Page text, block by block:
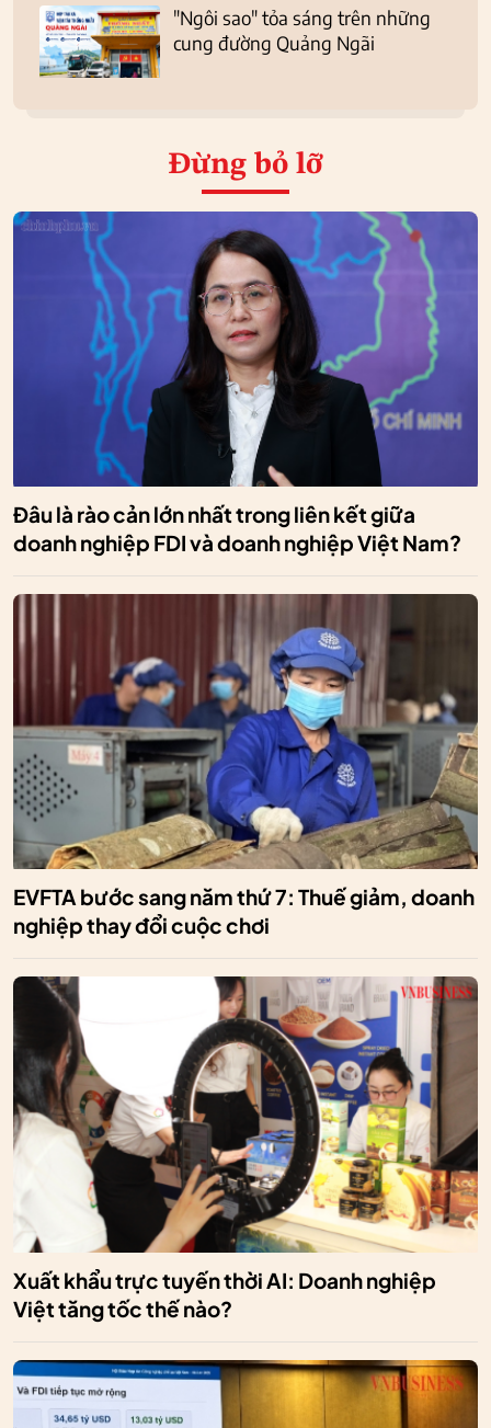
"Ngôi sao" tỏa sáng trên những
cung đường Quảng Ngãi
Đừng bỏ lỡ
Đâu là rào cản lớn nhất trong liên kết giữa
doanh nghiệp FDI và doanh nghiệp Việt Nam?
EVFTA bước sang năm thứ 7: Thuế giảm, doanh
nghiệp thay đổi cuộc chơi
Xuất khẩu trực tuyến thời AI: Doanh nghiệp
Việt tăng tốc thế nào?